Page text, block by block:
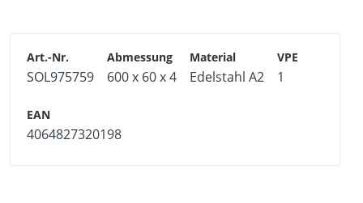
SOL975759 600 x 60 x 4 Edelstahl A2 1
4064827320198